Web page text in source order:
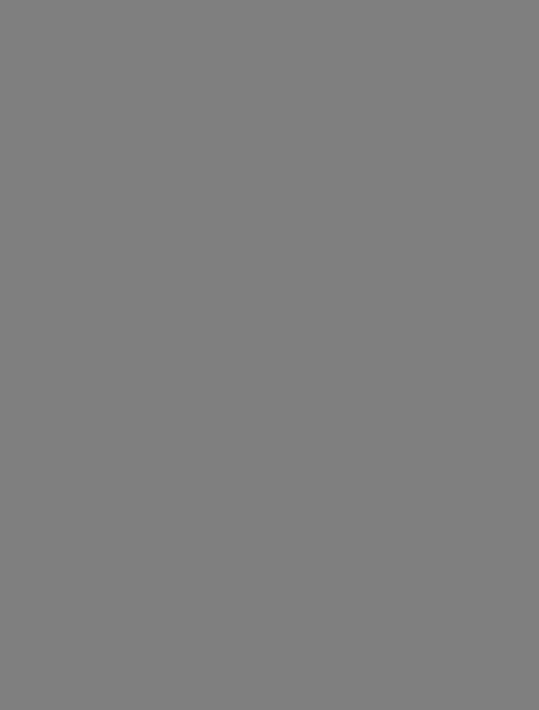
écoute
sur-mesure et repartez